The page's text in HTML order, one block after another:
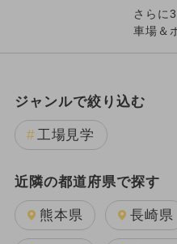
さらに
車場＆
ジャンルで絞り込む
工場見学
近隣の都道府県で探す
熊本県 長崎県